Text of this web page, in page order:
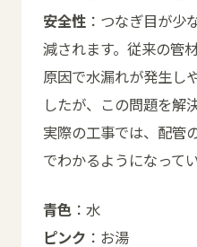
安全性：つなぎ目が少
減されます。従来の管
原因で水漏れが発生し
したが、この問題を解
実際の工事では、配管
でわかるようになってい
青色：水
ピンク ：お湯